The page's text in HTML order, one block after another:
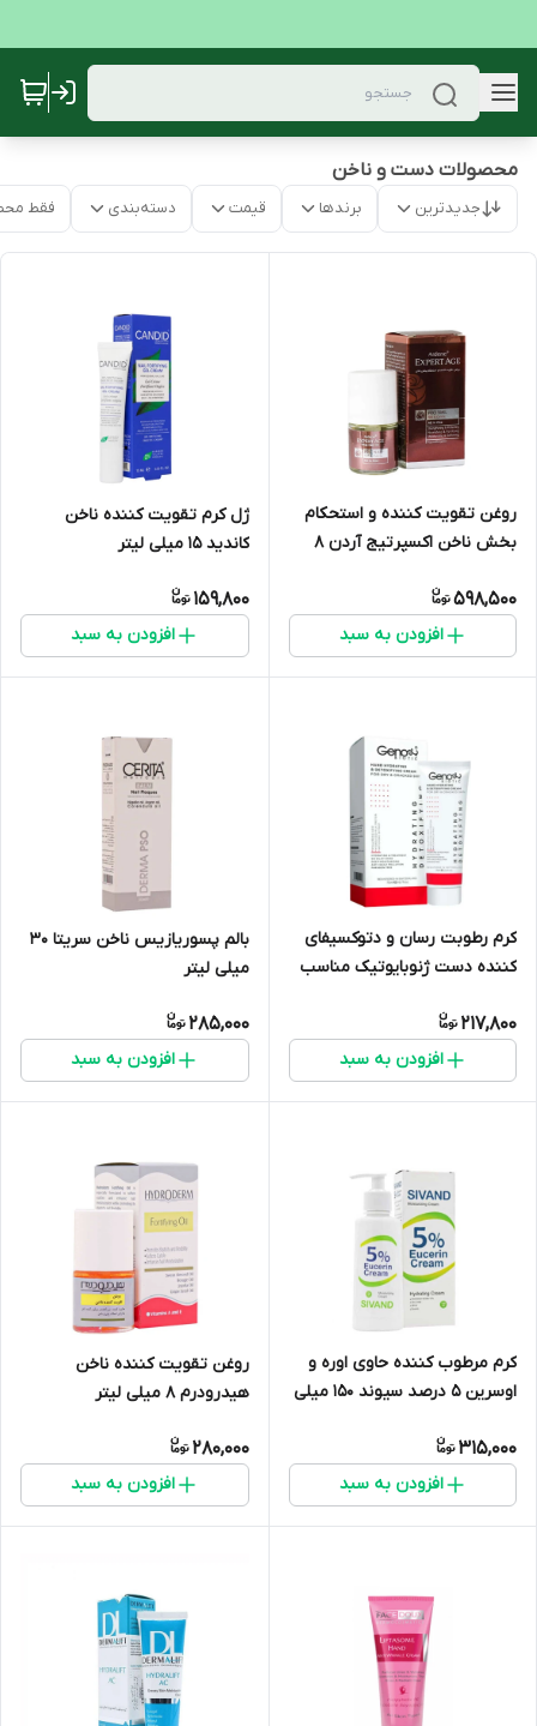
محصولات دست و ناخن
جدیدترین برندها قیمت دسته‌بندی فقط
روغن تقویت کننده و استحکام
بخش ناخن اکسپرتیج آردن 8
598,500
افزودن به سبد
ژل کرم تقویت کننده ناخن
کاندید 15 میلی لیتر
159,800
افزودن به سبد
کرم رطوبت رسان و دتوکسیفای
کننده دست ژنوبایوتیک مناسب
217,800
افزودن به سبد
بالم پسوریازیس ناخن سریتا 30
میلی لیتر
285,000
افزودن به سبد
کرم مرطوب کننده حاوی اوره و
اوسرین 5 درصد سیوند 150 میلی
315,000
افزودن به سبد
روغن تقویت کننده ناخن
هیدرودرم ۸ میلی لیتر
280,000
افزودن به سبد